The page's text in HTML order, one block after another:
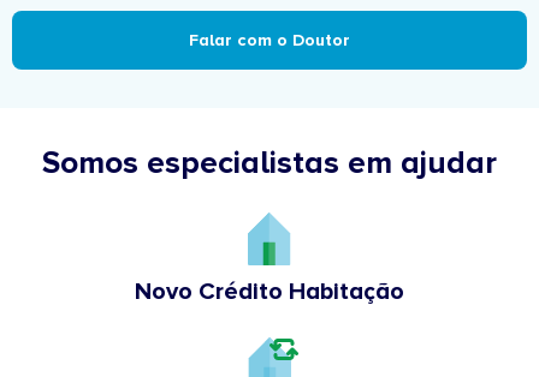
Falar com o Doutor
Somos especialistas em ajudar
Novo Crédito Habitação